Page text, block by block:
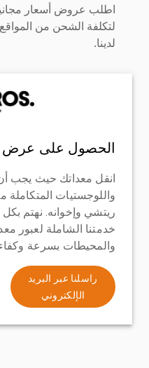
اطلب عروض أسعار
لتكلفة الشحن من
لدينا.
الحصول على عرض
انقل معداتك حيث يجب
واللوجستيات المتكاملة
ريتشي وإخوانه. نهتم
خدمتنا الشاملة لعبور
والمحيطات بسرعة
راسلنا عبر البريد
الإلكتروني